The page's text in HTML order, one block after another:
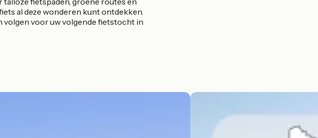
al deze wonderen kunt ontdekken.
volgen voor uw volgende fietstocht in